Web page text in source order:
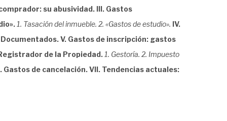
su abusividad. III. Gastos
1. Tasación del inmueble. 2. «Gastos de estudio». IV.
V. Gastos de inscripción: gastos
de la Propiedad. 1. Gestoría. 2. Impuesto
Gastos de cancelación. VII. Tendencias actuales: